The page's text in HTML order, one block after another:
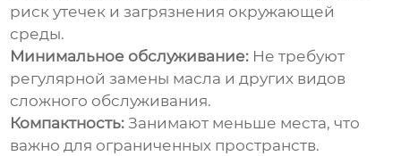
риск утечек и загрязнения окружающей
среды.
Минимальное обслуживание: Не требуют
регулярной замены масла и других видов
сложного обслуживания.
Компактность: Занимают меньше места, что
важно для ограниченных пространств.